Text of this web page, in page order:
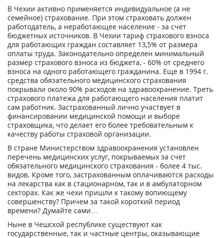
В Чехии активно применяется индивидуальное (а не
семейное) страхование. При этом страховать должен
работодатель, а неработающее население - за счет
бюджетных источников. В Чехии тариф страхового взноса
для работающих граждан составляет 13,5% от размера
оплаты труда. Законодательно определен минимальный
размер страхового взноса из бюджета, - 60% от среднего
взноса на одного работающего гражданина. Еще в 1994 г.
средства обязательного медицинского страхования
покрывали около 90% расходов на здравоохранение. Треть
страхового платежа для работающего населения платит
сам работник. Застрахованный лично участвует в
финансировании медицинской помощи и выборе
страховщика, что делает его более требовательным к
качеству работы страховой организации.
В стране Министерством здравоохранения установлен
перечень медицинских услуг, покрываемых за счет
обязательного медицинского страхования - более 4 тыс.
видов. Кроме того, застрахованным оплачиваются расходы
на лекарства как в стационарном, так и в амбулаторном
секторах. Как же чехи пришли к такому вопиющему
совершенству? Причем за такой короткий период
времени? Думайте сами…
Ныне в Чешской республике существуют как
государственные, так и частные центры, оказывающие